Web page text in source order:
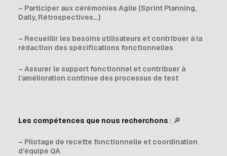
– Participer aux cérémonies Agile (Sprint Planning,
Daily, Rétrospectives…)
– Recueillir les besoins utilisateurs et contribuer à la
rédaction des spécifications fonctionnelles
– Assurer le support fonctionnel et contribuer à
l’amélioration continue des processus de test
Les compétences que nous recherchons : 🔎
– Pilotage de recette fonctionnelle et coordination
d’équipe QA